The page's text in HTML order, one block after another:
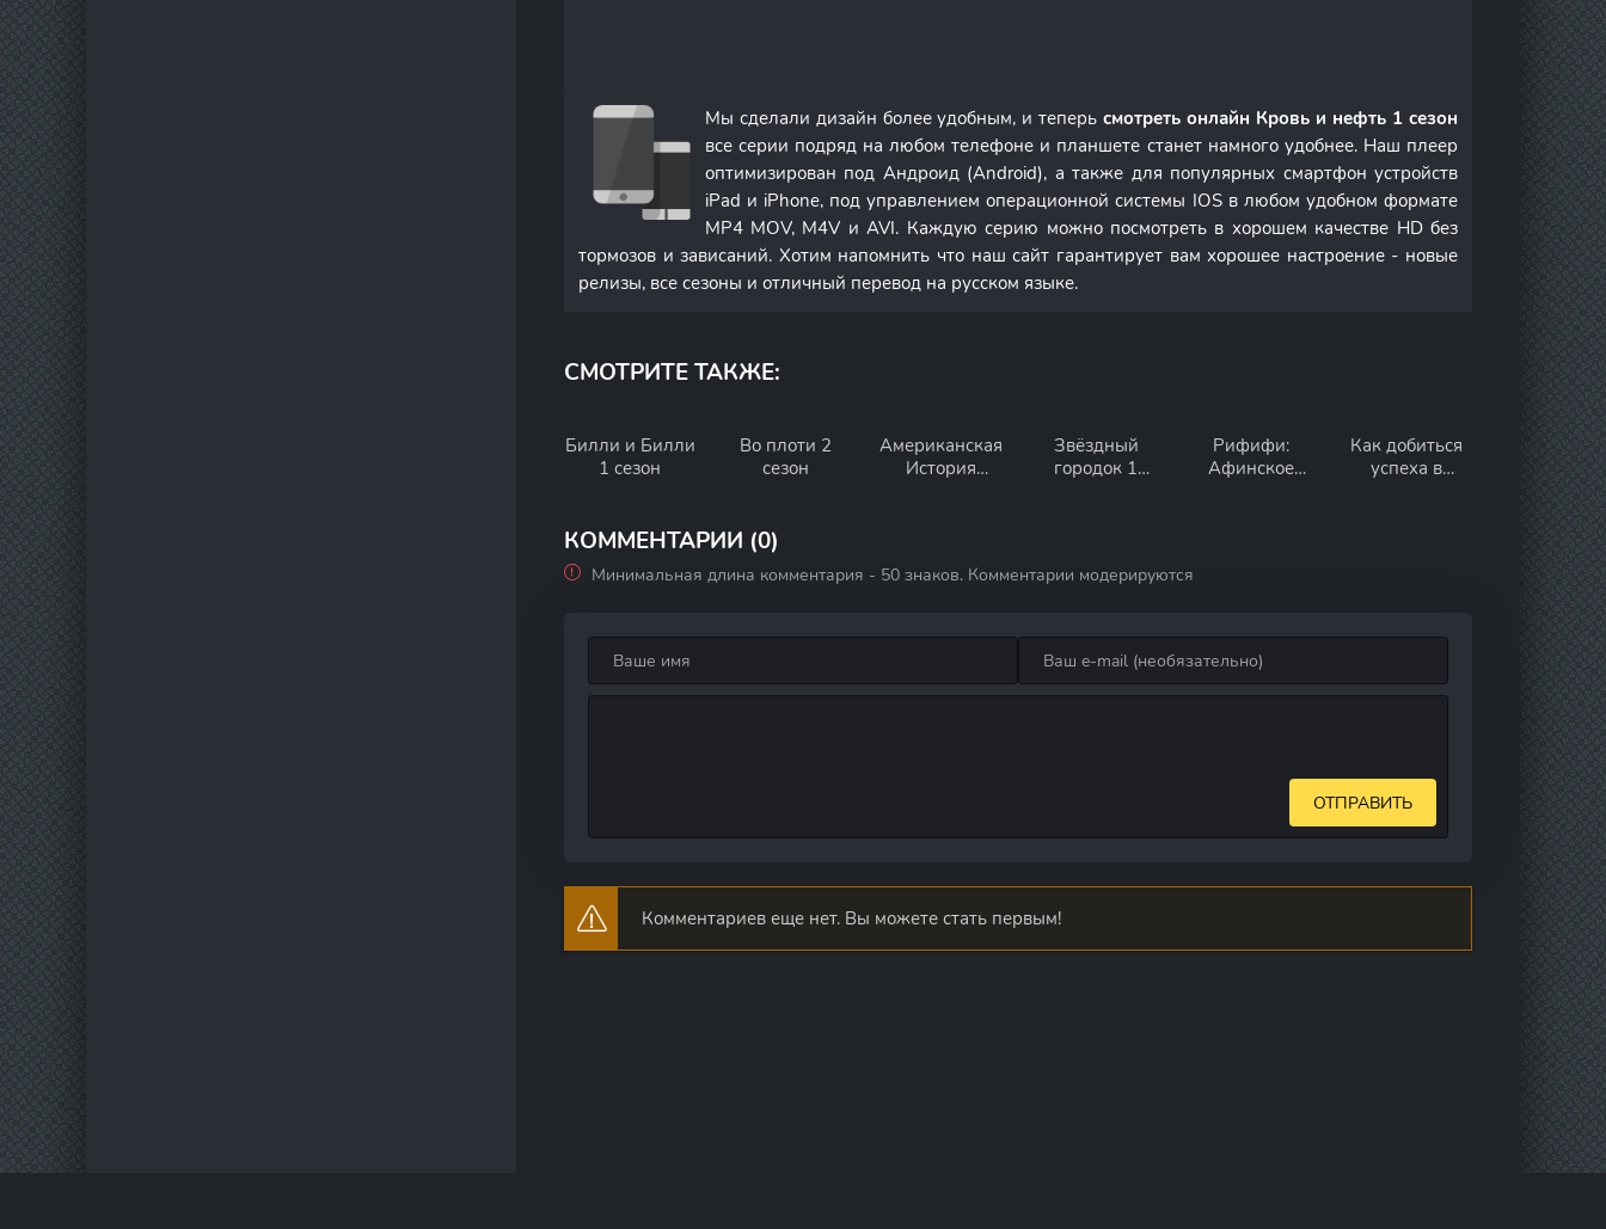
Мы сделали дизайн более удобным, и теперьсмотреть онлайн Кровь и нефть 1 сезон
все серии подряд на любом телефоне и планшете станет намного удобнее. Наш плеер
оптимизирован под Андроид (Android), а также для популярных смартфон устройств
iPad и iPhone, под управлением операционной системы IOS в любом удобном формате
MP4 MOV, M4V и AVI. Каждую серию можно посмотреть в хорошем качестве HD без
тормозов и зависаний. Хотим напомнить что наш сайт гарантирует вам хорошее настроение - новые
релизы, все сезоны и отличный перевод на русском языке.
СМОТРИТЕ ТАКЖЕ:
Билли и Билли
1 сезон
Во плоти 2
сезон
Американская
История
Звёздный
городок 1
Рифифи:
Афинское
Как добиться
успеха в
КОММЕНТАРИИ (0)
Минимальная длина комментария - 50 знаков. Комментарии модерируются
ОТПРАВИТЬ
Комментариев еще нет. Вы можете стать первым!